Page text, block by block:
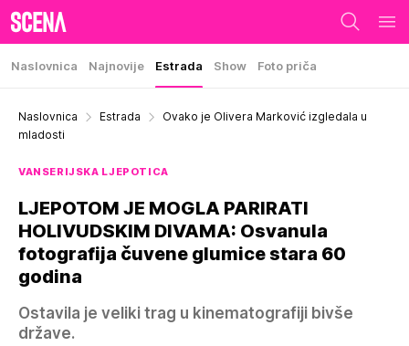
Naslovnica Najnovije Estrada Show Foto priča
Naslovnica Estrada
Ovako je Olivera Marković izgledala u
mladosti
VANSERIJSKA LJEPOTICA
LJEPOTOM JE MOGLA PARIRATI
HOLIVUDSKIM DIVAMA: Osvanula
fotografija čuvene glumice stara 60
godina
Ostavila je veliki trag u kinematografiji bivše
države.